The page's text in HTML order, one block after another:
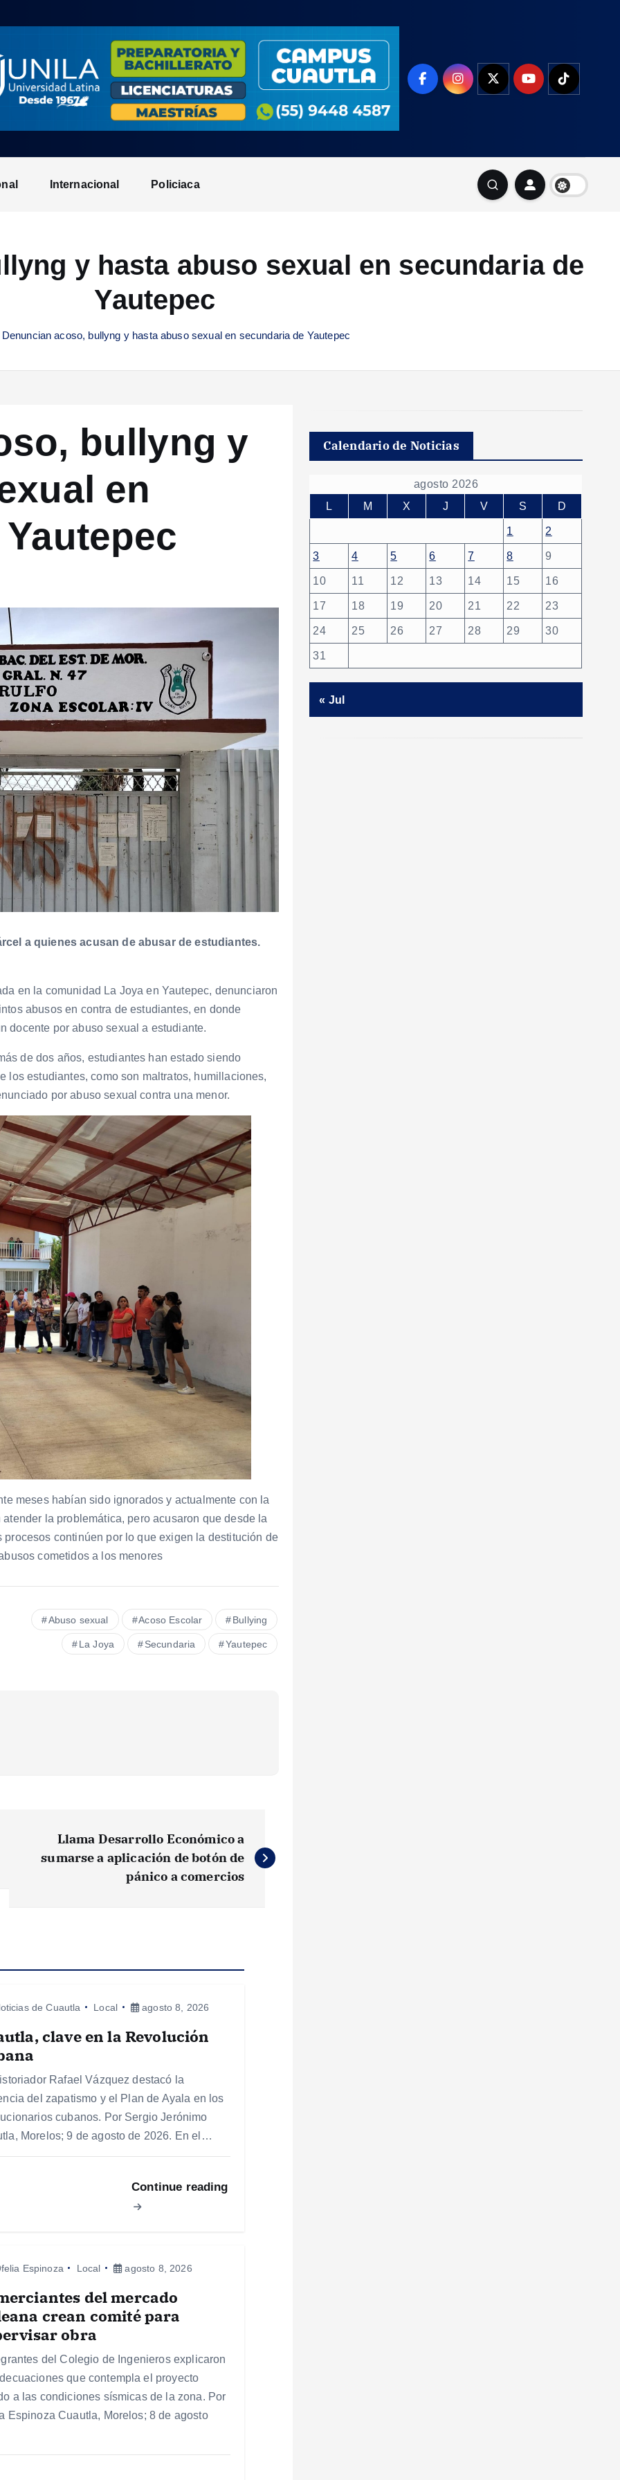
Internacional Policiaca
y hasta abuso sexual en secundaria de
Yautepec
Denuncian acoso, bullyng y hasta abuso sexual en secundaria de Yautepec
bullyng y
en
a quienes acusan de abusar de estudiantes.
en la comunidad La Joya en Yautepec, denunciaron
abusos en contra de estudiantes, en donde
docente por abuso sexual a estudiante.
de dos años, estudiantes han estado siendo
los estudiantes, como son maltratos, humillaciones,
por abuso sexual contra una menor.
meses habían sido ignorados y actualmente con la
la problemática, pero acusaron que desde la
continúen por lo que exigen la destitución de
cometidos a los menores
Abuso sexual Acoso Escolar Bullying
La Joya Secundaria Yautepec
Llama Desarrollo Económico a
sumarse a aplicación de botón de
pánico a comercios
de Cuautla Local agosto 8, 2026
clave en la Revolución
Rafael Vázquez destacó la
del zapatismo y el Plan de Ayala en los
cubanos. Por Sergio Jerónimo
Morelos; 9 de agosto de 2026. En el…
Continue reading
Espinoza Local agosto 8, 2026
del mercado
crean comité para
obra
del Colegio de Ingenieros explicaron
que contempla el proyecto
a las condiciones sísmicas de la zona. Por
Espinoza Cuautla, Morelos; 8 de agosto
Calendario de Noticias
agosto 2026
L
M X J V S D
1 2
3 4 5 6 7 8 9
10 11 12 13 14 15 16
17 18 19 20 21 22 23
24 25 26 27 28 29 30
31
« Jul